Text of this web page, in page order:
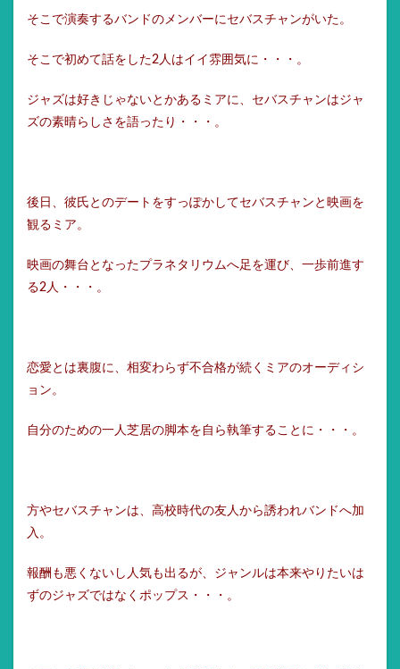
そこで演奏するバンドのメンバーにセバスチャンがいた。
そこで初めて話をした2人はイイ雰囲気に・・・。
ジャズは好きじゃないとかあるミアに、セバスチャンはジャ
ズの素晴らしさを語ったり・・・。
後日、彼氏とのデートをすっぽかしてセバスチャンと映画を
観るミア。
映画の舞台となったプラネタリウムへ足を運び、一歩前進す
る2人・・・。
恋愛とは裏腹に、相変わらず不合格が続くミアのオーディシ
ョン。
自分のための一人芝居の脚本を自ら執筆することに・・・。
方やセバスチャンは、高校時代の友人から誘われバンドへ加
入。
報酬も悪くないし人気も出るが、ジャンルは本来やりたいは
ずのジャズではなくポップス・・・。